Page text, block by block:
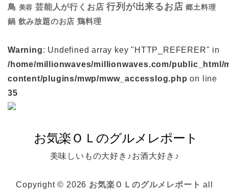
鳥 美容 芸能人が行くお店 行列が出来るお店 郷土料理
鍋 飲み放題のお店 鶏料理
Warning: Undefined array key "HTTP_REFERER" in
/home/millionwaves/millionwaves.com/public_html/
content/plugins/mwp/mww_accesslog.php on line
35
美味しいもの大好き♪お酒大好き♪
Copyright © 2026 お気楽ＯＬのグルメレポート all